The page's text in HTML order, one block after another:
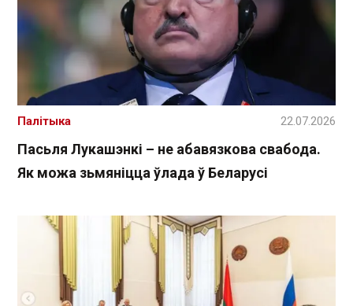
Пасьля Лукашэнкі – не абавязкова свабода.
Як можа зьмяніцца ўлада ў Беларусі
Палітыка 22.07.2026